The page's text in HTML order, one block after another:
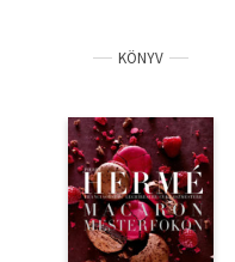
KÖNYV